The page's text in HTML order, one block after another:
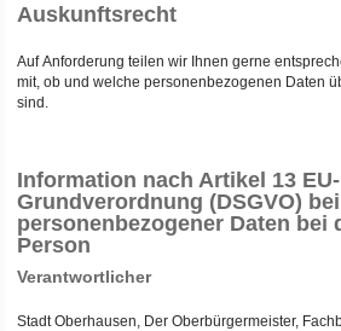
Auskunftsrecht
Auf Anforderung teilen wir Ihnen gerne
mit, ob und welche personenbezogenen Daten
sind.
Information nach Artikel 13
Grundverordnung (DSGVO)
personenbezogener Daten bei
Person
Verantwortlicher
Stadt Oberhausen, Der Oberbürgermeister,